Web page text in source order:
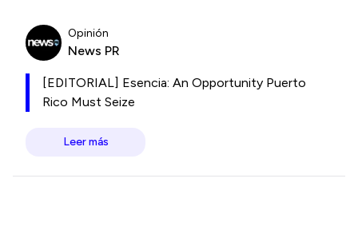
Opinión
News PR
[EDITORIAL] Esencia: An Opportunity Puerto
Rico Must Seize
Leer más